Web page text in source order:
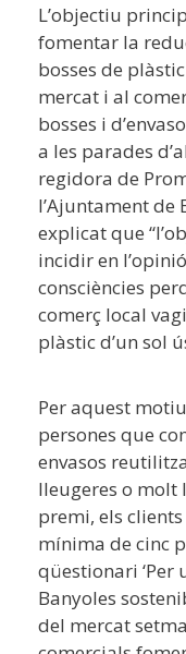
L’objectiu
fomentar la
bosses de
mercat i al
bosses i
a les parades
regidora de
l’Ajuntament de
explicat que
incidir en
consciències
comerç local
plàstic d’un sol
Per aquest
persones que
envasos
lleugeres o molt
premi, els
mínima de cinc
qüestionari ‘Per
Banyoles
del mercat